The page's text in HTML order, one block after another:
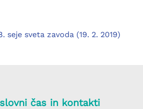
seje sveta zavoda (19. 2. 2019)
čas in kontakti